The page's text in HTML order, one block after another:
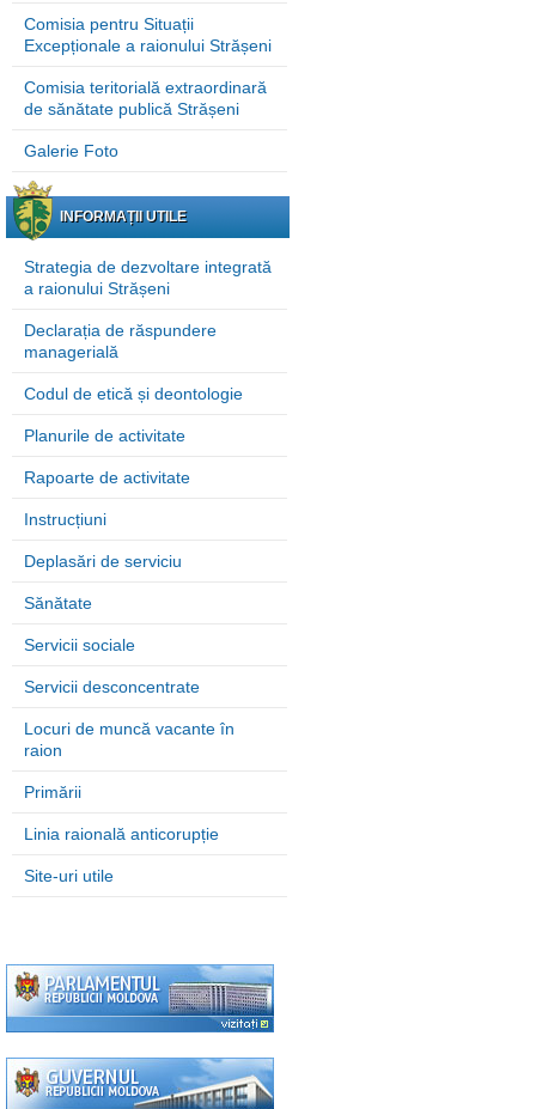
Comisia pentru Situații
Excepționale a raionului Strășeni
Comisia teritorială extraordinară
de sănătate publică Strășeni
Galerie Foto
INFORMAȚII UTILE
Strategia de dezvoltare integrată
a raionului Strășeni
Declarația de răspundere
managerială
Codul de etică și deontologie
Planurile de activitate
Rapoarte de activitate
Instrucțiuni
Deplasări de serviciu
Sănătate
Servicii sociale
Servicii desconcentrate
Locuri de muncă vacante în
raion
Primării
Linia raională anticorupție
Site-uri utile